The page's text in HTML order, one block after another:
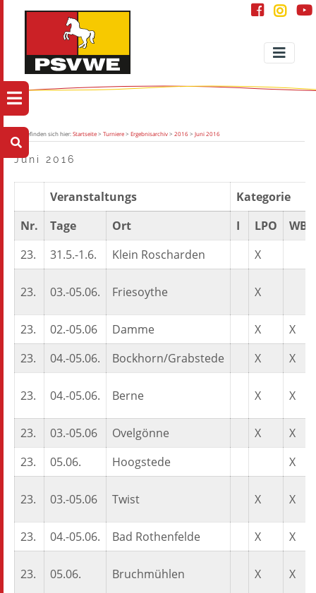
Sie befinden sich hier:Startseite> Turniere> Ergebnisarchiv> 2016> Juni 2016
Juni 2016
Veranstaltungs
Kategorie
Nr.
Tage Ort I LPO
WBO
23.
31.5.-1.6. Klein Roscharden X
23. 03.-05.06. Friesoythe X
23. 02.-05.06 Damme X
X
23.
04.-05.06. Bockhorn/Grabstede X X
23. 04.-05.06. Berne X X
23. 03.-05.06 Ovelgönne X
X
23.
05.06. Hoogstede X
23. 03.-05.06 Twist X X
23. 04.-05.06. Bad Rothenfelde X X
23. 05.06. Bruchmühlen X X